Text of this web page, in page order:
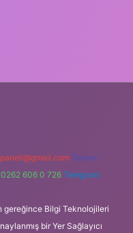
Teams:
606 0 726 Telegram:
gereğince Bilgi Teknolojileri
bir Yer Sağlayıcı